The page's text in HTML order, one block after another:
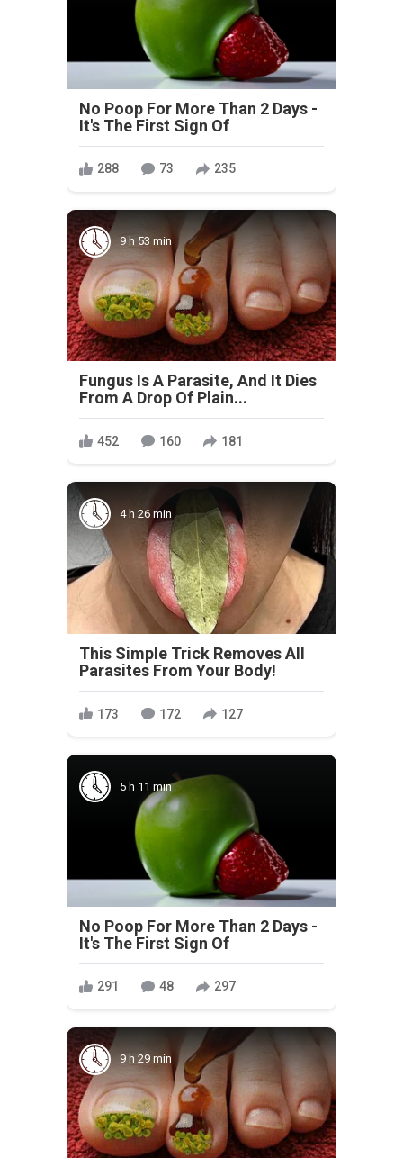
No Poop For More Than 2 Days -
It's The First Sign Of
288 73 235
9 h 53 min
Fungus Is A Parasite, And It Dies
From A Drop Of Plain...
452 160 181
4 h 26 min
This Simple Trick Removes All
Parasites From Your Body!
173 172 127
5 h 11 min
No Poop For More Than 2 Days -
It's The First Sign Of
291 48 297
9 h 29 min